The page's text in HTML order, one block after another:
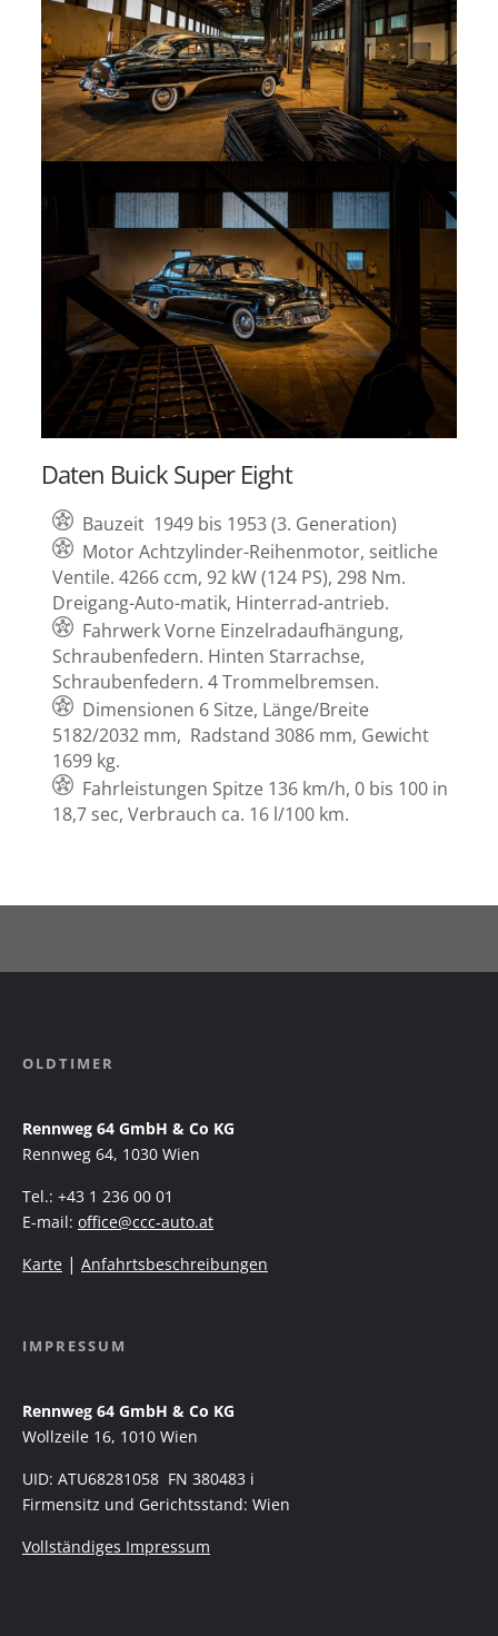
Daten Buick Super Eight
Bauzeit 1949 bis 1953 (3. Generation)
Motor Achtzylinder-Reihenmotor, seitliche
Ventile. 4266 ccm, 92 kW (124 PS), 298 Nm.
Dreigang-Auto-matik, Hinterrad-antrieb.
Fahrwerk Vorne Einzelradaufhängung,
Schraubenfedern. Hinten Starrachse,
Schraubenfedern. 4 Trommelbremsen.
Dimensionen 6 Sitze, Länge/Breite
5182/2032 mm, Radstand 3086 mm, Gewicht
1699 kg.
Fahrleistungen Spitze 136 km/h, 0 bis 100 in
18,7 sec, Verbrauch ca. 16 l/100 km.
OLDTIMER
Rennweg 64 GmbH & Co KG
Rennweg 64, 1030 Wien
Tel.: +43 1 236 00 01
E-mail: office@ccc-auto.at
Karte | Anfahrtsbeschreibungen
IMPRESSUM
Rennweg 64 GmbH & Co KG
Wollzeile 16, 1010 Wien
UID: ATU68281058 FN 380483 i
Firmensitz und Gerichtsstand: Wien
Vollständiges Impressum